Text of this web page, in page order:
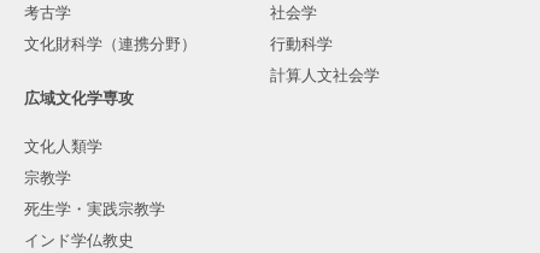
考古学
文化財科学（連携分野）
社会学
行動科学
計算人文社会学
広域文化学専攻
文化人類学
宗教学
死生学・実践宗教学
インド学仏教史